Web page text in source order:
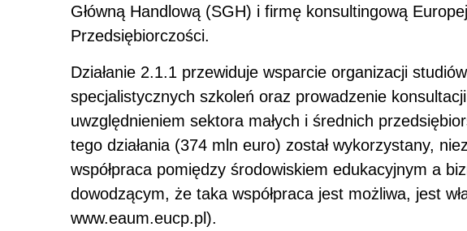
Główną Handlową (SGH) i firmę konsultingową
Przedsiębiorczości.
Działanie 2.1.1 przewiduje wsparcie organizacji
specjalistycznych szkoleń oraz prowadzenie
uwzględnieniem sektora małych i średnich
tego działania (374 mln euro) został wykorzystany,
współpraca pomiędzy środowiskiem edukacyjnym a
dowodzącym, że taka współpraca jest możliwa, jest
www.eaum.eucp.pl).